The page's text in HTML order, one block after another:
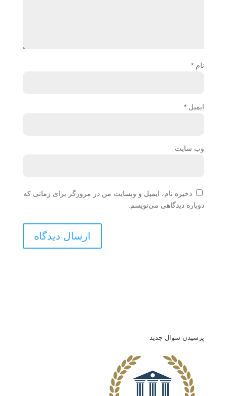
نام *
ایمیل *
وب‌ سایت
ذخیره نام، ایمیل و وبسایت من در مرورگر برای زمانی که
دوباره دیدگاهی می‌نویسم.
پرسیدن سوال جدید